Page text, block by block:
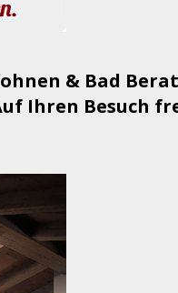
& Bad
Ihren Besuch